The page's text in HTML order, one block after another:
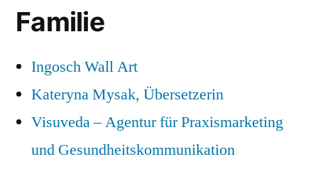
Familie
Ingosch Wall Art
Kateryna Mysak, Übersetzerin
Visuveda – Agentur für Praxismarketing
und Gesundheitskommunikation